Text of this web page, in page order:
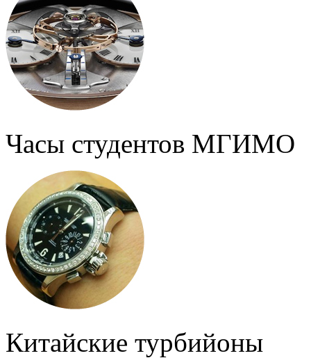
Часы студентов МГИМО
Китайские турбийоны